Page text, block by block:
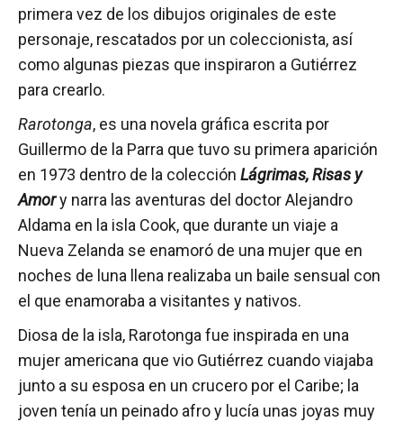
primera vez de los dibujos originales de este
personaje, rescatados por un coleccionista, así
como algunas piezas que inspiraron a Gutiérrez
para crearlo.
Rarotonga, es una novela gráfica escrita por
Guillermo de la Parra que tuvo su primera aparición
en 1973 dentro de la colección Lágrimas, Risas y
Amory narra las aventuras del doctor Alejandro
Aldama en la isla Cook, que durante un viaje a
Nueva Zelanda se enamoró de una mujer que en
noches de luna llena realizaba un baile sensual con
el que enamoraba a visitantes y nativos.
Diosa de la isla, Rarotonga fue inspirada en una
mujer americana que vio Gutiérrez cuando viajaba
junto a su esposa en un crucero por el Caribe; la
joven tenía un peinado afro y lucía unas joyas muy